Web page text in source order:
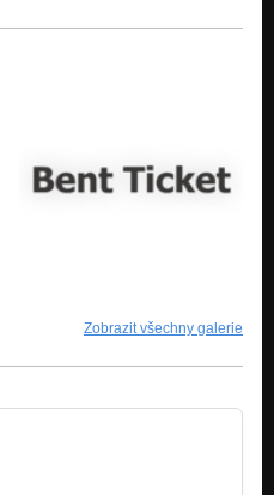
Zobrazit všechny galerie